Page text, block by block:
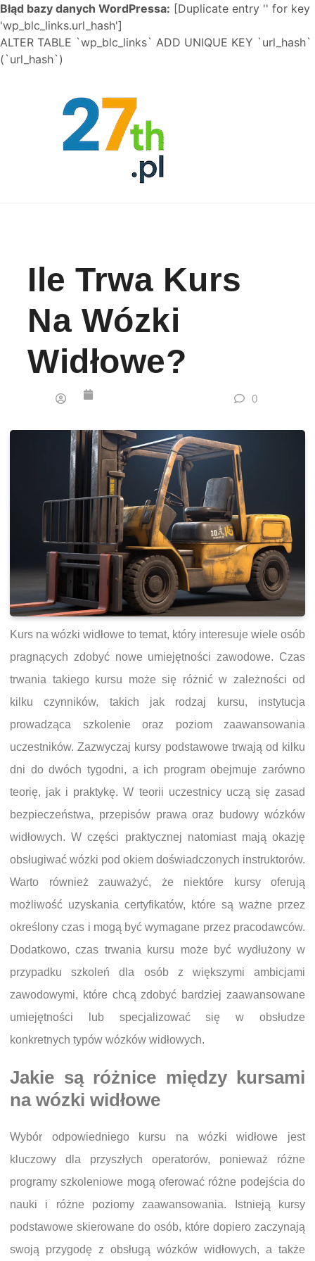
Błąd bazy danych WordPressa: [Duplicate entry '' for key
'wp_blc_links.url_hash']
ALTER TABLE `wp_blc_links` ADD UNIQUE KEY `url_hash`
(`url_hash`)
Ile Trwa Kurs
Na Wózki
Widłowe?
0
Kurs na wózki widłowe to temat, który interesuje wiele osób
pragnących zdobyć nowe umiejętności zawodowe. Czas
trwania takiego kursu może się różnić w zależności od
kilku czynników, takich jak rodzaj kursu, instytucja
prowadząca szkolenie oraz poziom zaawansowania
uczestników. Zazwyczaj kursy podstawowe trwają od kilku
dni do dwóch tygodni, a ich program obejmuje zarówno
teorię, jak i praktykę. W teorii uczestnicy uczą się zasad
bezpieczeństwa, przepisów prawa oraz budowy wózków
widłowych. W części praktycznej natomiast mają okazję
obsługiwać wózki pod okiem doświadczonych instruktorów.
Warto również zauważyć, że niektóre kursy oferują
możliwość uzyskania certyfikatów, które są ważne przez
określony czas i mogą być wymagane przez pracodawców.
Dodatkowo, czas trwania kursu może być wydłużony w
przypadku szkoleń dla osób z większymi ambicjami
zawodowymi, które chcą zdobyć bardziej zaawansowane
umiejętności lub specjalizować się w obsłudze
konkretnych typów wózków widłowych.
Jakie są różnice między kursami
na wózki widłowe
Wybór odpowiedniego kursu na wózki widłowe jest
kluczowy dla przyszłych operatorów, ponieważ różne
programy szkoleniowe mogą oferować różne podejścia do
nauki i różne poziomy zaawansowania. Istnieją kursy
podstawowe skierowane do osób, które dopiero zaczynają
swoją przygodę z obsługą wózków widłowych, a także